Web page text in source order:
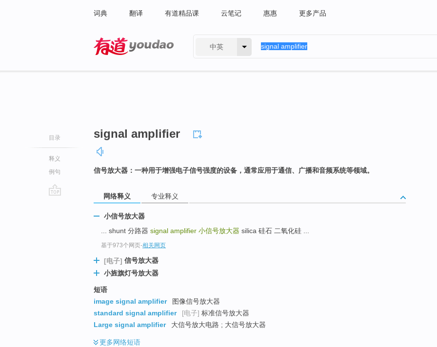
词典 翻译 有道精品课 云笔记 惠惠 更多产品
中英
目录
释义
例句
signal amplifier
信号放大器：一种用于增强电子信号强度的设备，通常应用于通信、广播和音频系统等领域。
网络释义 专业释义
小信号放大器
... shunt 分路器 signal amplifier 小信号放大器 silica 硅石 二氧化硅 ...
基于973个网页-相关网页
[电子] 信号放大器
小旌旗灯号放大器
短语
image signal amplifier
图像信号放大器
standard signal amplifier
[电子] 标准信号放大器
Large signal amplifier
大信号放大电路 ; 大信号放大器
更多网络短语